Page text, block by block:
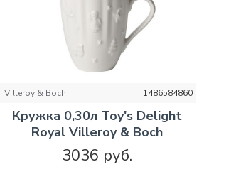
Villeroy & Boch 1486584860
Кружка 0,30л Toy's Delight
Royal Villeroy & Boch
3036 руб.